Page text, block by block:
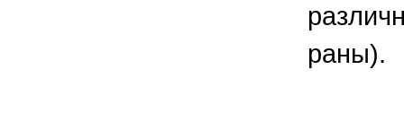
раны).